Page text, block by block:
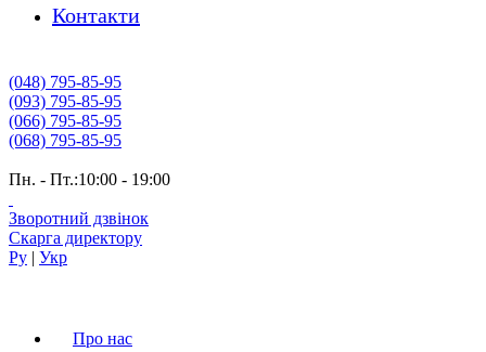
Контакти
(048) 795-85-95
(093) 795-85-95
(066) 795-85-95
(068) 795-85-95
Пн. - Пт.:10:00 - 19:00
Зворотний дзвінок
Скарга директору
Ру | Укр
Про нас